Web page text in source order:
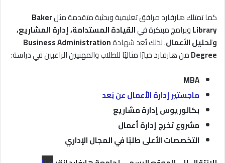
كما تمتلك هارفارد مرافق تعليمية وبحثية متقدمة مثلBaker
Libraryوبرامج مبتكرة فيالقيادة المستدامة، إدارة المشاريع،
وتحليل الأعمال. لذلك تُعد شهادةBusiness Administration
Degreeمن هارفارد خيارًا مثاليًا للطلاب والمهنيين الراغبين في دراسة:
MBA
ماجستير إدارة الأعمال عن بُعد
بكالوريوس إدارة مشاريع
مشروع تخرج إدارة أعمال
التخصصات الأعلى طلبًا في المجال الإداري